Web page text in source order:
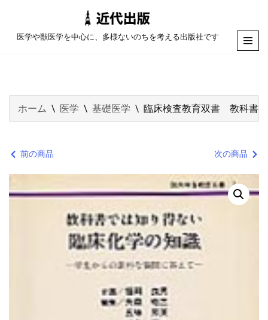
コ
ツ
へ
プ
医学や獣医学を中心に、多様ないのちを考える出版社です
ホーム \ 医学 \ 基礎医学 \ 臨床検査教育双書 教科書
前の商品 次の商品